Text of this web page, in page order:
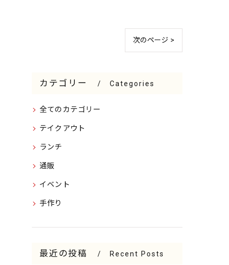
次のページ >
カテゴリー Categories
全てのカテゴリー
テイクアウト
ランチ
通販
イベント
手作り
最近の投稿 Recent Posts